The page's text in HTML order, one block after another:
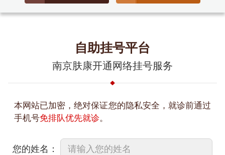
自助挂号平台
南京肤康开通网络挂号服务
本网站已加密，绝对保证您的隐私安全，就诊前通过
手机号免排队优先就诊。
您的姓名：